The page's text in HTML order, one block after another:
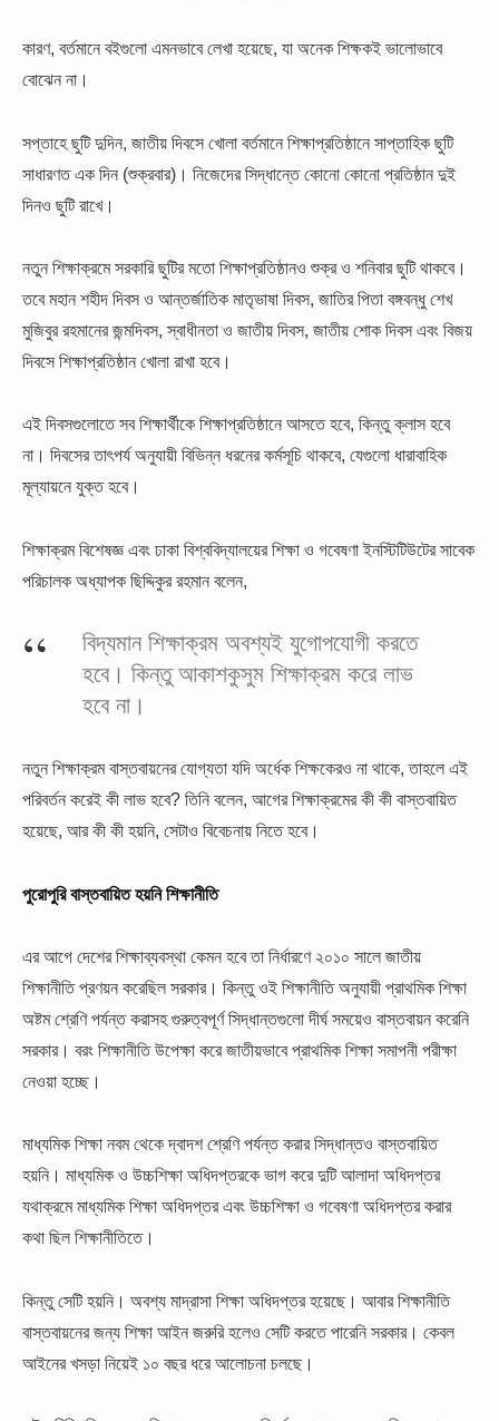
কারণ, বর্তমানে বইগুলো এমনভাবে লেখা হয়েছে, যা অনেক শিক্ষকই ভালোভাবে
বোঝেন না।
সপ্তাহে ছুটি দুদিন, জাতীয় দিবসে খোলা বর্তমানে শিক্ষাপ্রতিষ্ঠানে সাপ্তাহিক ছুটি
সাধারণত এক দিন (শুক্রবার)। নিজেদের সিদ্ধান্তে কোনো কোনো প্রতিষ্ঠান দুই
দিনও ছুটি রাখে।
নতুন শিক্ষাক্রমে সরকারি ছুটির মতো শিক্ষাপ্রতিষ্ঠানও শুক্র ও শনিবার ছুটি থাকবে।
তবে মহান শহীদ দিবস ও আন্তর্জাতিক মাতৃভাষা দিবস, জাতির পিতা বঙ্গবন্ধু শেখ
মুজিবুর রহমানের জন্মদিবস, স্বাধীনতা ও জাতীয় দিবস, জাতীয় শোক দিবস এবং বিজয়
দিবসে শিক্ষাপ্রতিষ্ঠান খোলা রাখা হবে।
এই দিবসগুলোতে সব শিক্ষার্থীকে শিক্ষাপ্রতিষ্ঠানে আসতে হবে, কিন্তু ক্লাস হবে
না। দিবসের তাৎপর্য অনুযায়ী বিভিন্ন ধরনের কর্মসূচি থাকবে, যেগুলো ধারাবাহিক
মূল্যায়নে যুক্ত হবে।
শিক্ষাক্রম বিশেষজ্ঞ এবং ঢাকা বিশ্ববিদ্যালয়ের শিক্ষা ও গবেষণা ইনস্টিটিউটের সাবেক
পরিচালক অধ্যাপক ছিদ্দিকুর রহমান বলেন,
বিদ্যমান শিক্ষাক্রম অবশ্যই যুগোপযোগী করতে
হবে। কিন্তু আকাশকুসুম শিক্ষাক্রম করে লাভ
হবে না।
নতুন শিক্ষাক্রম বাস্তবায়নের যোগ্যতা যদি অর্ধেক শিক্ষকেরও না থাকে, তাহলে এই
পরিবর্তন করেই কী লাভ হবে? তিনি বলেন, আগের শিক্ষাক্রমের কী কী বাস্তবায়িত
হয়েছে, আর কী কী হয়নি, সেটাও বিবেচনায় নিতে হবে।
পুরোপুরি বাস্তবায়িত হয়নি শিক্ষানীতি
এর আগে দেশের শিক্ষাব্যবস্থা কেমন হবে তা নির্ধারণে ২০১০ সালে জাতীয়
শিক্ষানীতি প্রণয়ন করেছিল সরকার। কিন্তু ওই শিক্ষানীতি অনুযায়ী প্রাথমিক শিক্ষা
অষ্টম শ্রেণি পর্যন্ত করাসহ গুরুত্বপূর্ণ সিদ্ধান্তগুলো দীর্ঘ সময়েও বাস্তবায়ন করেনি
সরকার। বরং শিক্ষানীতি উপেক্ষা করে জাতীয়ভাবে প্রাথমিক শিক্ষা সমাপনী পরীক্ষা
নেওয়া হচ্ছে।
মাধ্যমিক শিক্ষা নবম থেকে দ্বাদশ শ্রেণি পর্যন্ত করার সিদ্ধান্তও বাস্তবায়িত
হয়নি। মাধ্যমিক ও উচ্চশিক্ষা অধিদপ্তরকে ভাগ করে দুটি আলাদা অধিদপ্তর
যথাক্রমে মাধ্যমিক শিক্ষা অধিদপ্তর এবং উচ্চশিক্ষা ও গবেষণা অধিদপ্তর করার
কথা ছিল শিক্ষানীতিতে।
কিন্তু সেটি হয়নি। অবশ্য মাদ্রাসা শিক্ষা অধিদপ্তর হয়েছে। আবার শিক্ষানীতি
বাস্তবায়নের জন্য শিক্ষা আইন জরুরি হলেও সেটি করতে পারেনি সরকার। কেবল
আইনের খসড়া নিয়েই ১০ বছর ধরে আলোচনা চলছে।